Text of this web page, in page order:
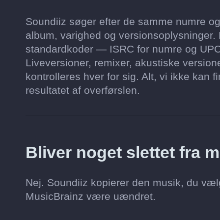
Soundiiz søger efter de samme numre
album, varighed og
standardkoder — ISRC for numre og
Liveversioner, remixer, akustiske
kontrolleres hver for sig. Alt, vi ikke kan
resultatet af overførslen.
Bliver noget slettet fra
Nej. Soundiiz kopierer den musik, du
MusicBrainz være uændret.